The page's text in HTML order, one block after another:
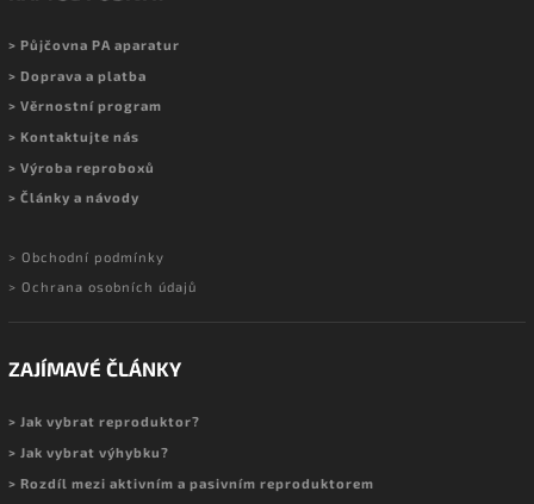
> Půjčovna PA aparatur
> Doprava a platba
> Věrnostní program
> Kontaktujte nás
> Výroba reproboxů
> Články a návody
> Obchodní podmínky
> Ochrana osobních údajů
ZAJÍMAVÉ ČLÁNKY
> Jak vybrat reproduktor?
> Jak vybrat výhybku?
> Rozdíl mezi aktivním a pasivním reproduktorem